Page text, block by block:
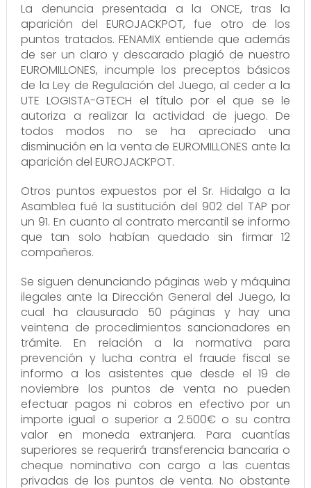
La denuncia presentada a la ONCE, tras la
aparición del EUROJACKPOT, fue otro de los
puntos tratados. FENAMIX entiende que además
de ser un claro y descarado plagió de nuestro
EUROMILLONES, incumple los preceptos básicos
de la Ley de Regulación del Juego, al ceder a la
UTE LOGISTA-GTECH el título por el que se le
autoriza a realizar la actividad de juego. De
todos modos no se ha apreciado una
disminución en la venta de EUROMILLONES ante la
aparición del EUROJACKPOT.
Otros puntos expuestos por el Sr. Hidalgo a la
Asamblea fué la sustitución del 902 del TAP por
un 91. En cuanto al contrato mercantil se informo
que tan solo habían quedado sin firmar 12
compañeros.
Se siguen denunciando páginas web y máquina
ilegales ante la Dirección General del Juego, la
cual ha clausurado 50 páginas y hay una
veintena de procedimientos sancionadores en
trámite. En relación a la normativa para
prevención y lucha contra el fraude fiscal se
informo a los asistentes que desde el 19 de
noviembre los puntos de venta no pueden
efectuar pagos ni cobros en efectivo por un
importe igual o superior a 2.500€ o su contra
valor en moneda extranjera. Para cuantías
superiores se requerirá transferencia bancaria o
cheque nominativo con cargo a las cuentas
privadas de los puntos de venta. No obstante